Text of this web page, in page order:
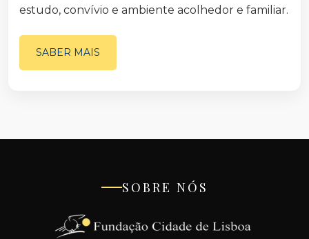
estudo, convívio e ambiente acolhedor e familiar.
SABER MAIS
SOBRE NÓS